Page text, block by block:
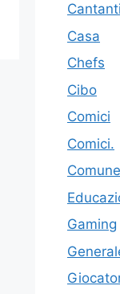
Cantanti
Casa
Chefs
Cibo
Comici
Comici.
Comune
Gaming